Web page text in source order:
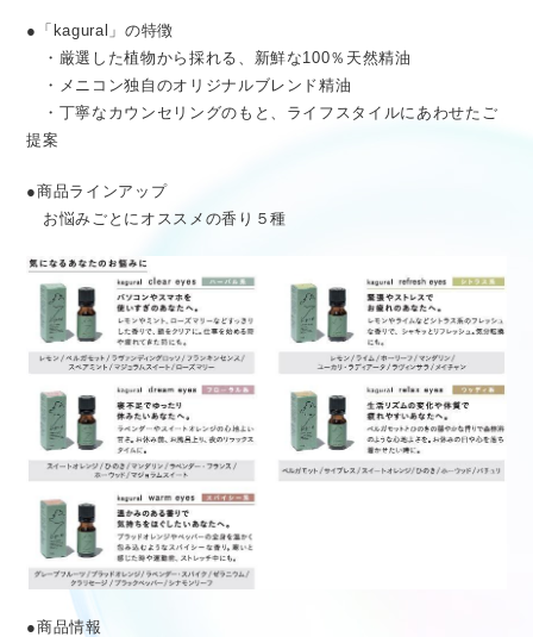
●「kagural」の特徴
・厳選した植物から採れる、新鮮な100％天然精油
・メニコン独自のオリジナルブレンド精油
・丁寧なカウンセリングのもと、ライフスタイルにあわせたご
提案
●商品ラインアップ
お悩みごとにオススメの香り５種
●商品情報